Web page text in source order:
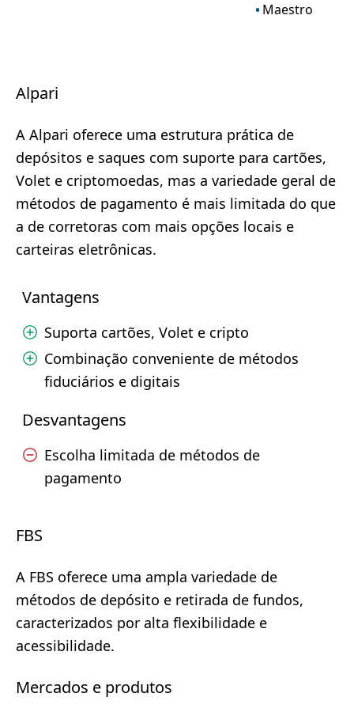
Maestro
Alpari
A Alpari oferece uma estrutura prática de
depósitos e saques com suporte para cartões,
Volet e criptomoedas, mas a variedade geral de
métodos de pagamento é mais limitada do que
a de corretoras com mais opções locais e
carteiras eletrônicas.
Vantagens
Suporta cartões, Volet e cripto
Combinação conveniente de métodos
fiduciários e digitais
Desvantagens
Escolha limitada de métodos de
pagamento
FBS
A FBS oferece uma ampla variedade de
métodos de depósito e retirada de fundos,
caracterizados por alta flexibilidade e
acessibilidade.
Mercados e produtos